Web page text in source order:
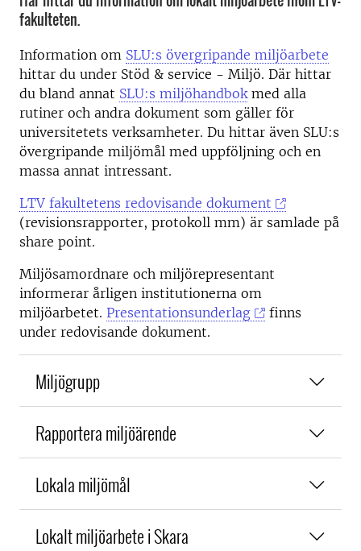
fakulteten.
Information om SLU:s övergripande miljöarbete
hittar du under Stöd & service - Miljö. Där hittar
du bland annat SLU:s miljöhandbokmed alla
rutiner och andra dokument som gäller för
universitetets verksamheter. Du hittar även SLU:s
övergripande miljömål med uppföljning och en
massa annat intressant.
LTV fakultetens redovisande dokument
(revisionsrapporter, protokoll mm) är samlade på
share point.
Miljösamordnare och miljörepresentant
informerar årligen institutionerna om
miljöarbetet. Presentationsunderlag
finns
under redovisande dokument.
Miljögrupp
Rapportera miljöärende
Lokala miljömål
Lokalt miljöarbete i Skara